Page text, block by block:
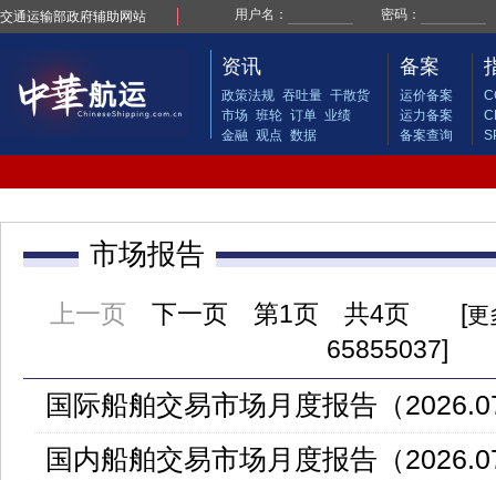
交通运输部政府辅助网站
资讯
政策法规 吞吐量 干散货
市场 班轮 订单 业绩
金融 观点 数据
备案
运价备案
运力备案
备案查询
市场报告
上一页 下一页 第1页 共4页 [更
65855037]
国际船舶交易市场月度报告（
国内船舶交易市场月度报告（